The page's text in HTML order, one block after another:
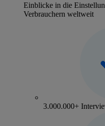
Einblicke in die
Verbrauchern weltweit
3.000.000+